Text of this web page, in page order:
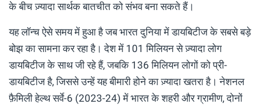
के बीच ज़्यादा सार्थक बातचीत को संभव बना सकते हैं।
यह लॉन्च ऐसे समय में हुआ है जब भारत दुनिया में डायबिटीज के सबसे बड़े
बोझ का सामना कर रहा है। देश में 101 मिलियन से ज़्यादा लोग
डायबिटीज के साथ जी रहे हैं, जबकि 136 मिलियन लोगों को प्री-
डायबिटीज है, जिससे उन्हें यह बीमारी होने का ज़्यादा खतरा है। नेशनल
फ़ैमिली हेल्थ सर्वे-6 (2023-24) में भारत के शहरी और ग्रामीण, दोनों